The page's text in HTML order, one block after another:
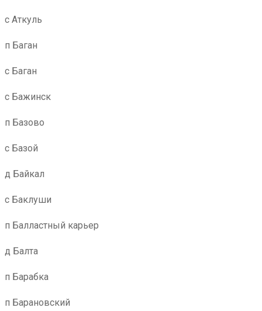
с Аткуль
п Баган
с Баган
с Бажинск
п Базово
с Базой
д Байкал
с Баклуши
п Балластный карьер
д Балта
п Барабка
п Барановский